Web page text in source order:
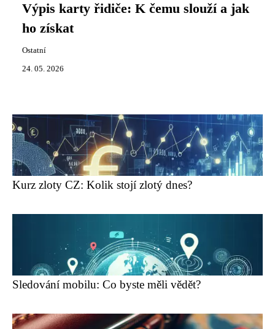
Výpis karty řidiče: K čemu slouží a jak
ho získat
Ostatní
24. 05. 2026
Kurz zloty CZ: Kolik stojí zlotý dnes?
Sledování mobilu: Co byste měli vědět?